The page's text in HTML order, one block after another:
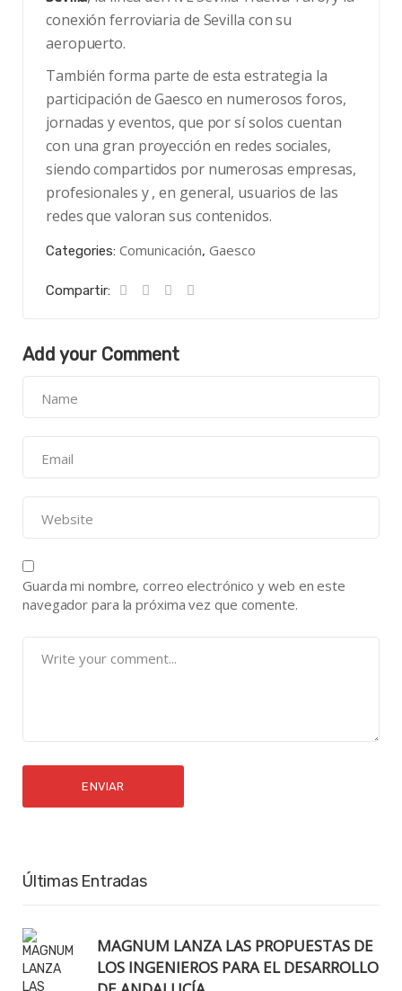
conexión ferroviaria de Sevilla con su
aeropuerto.
También forma parte de esta estrategia la
participación de Gaesco en numerosos foros,
jornadas y eventos, que por sí solos cuentan
con una gran proyección en redes sociales,
siendo compartidos por numerosas empresas,
profesionales y , en general, usuarios de las
redes que valoran sus contenidos.
Categories: Comunicación, Gaesco
Compartir:
Add your Comment
Guarda mi nombre, correo electrónico y web en este
navegador para la próxima vez que comente.
Últimas Entradas
MAGNUM LANZA LAS PROPUESTAS DE
LOS INGENIEROS PARA EL DESARROLLO